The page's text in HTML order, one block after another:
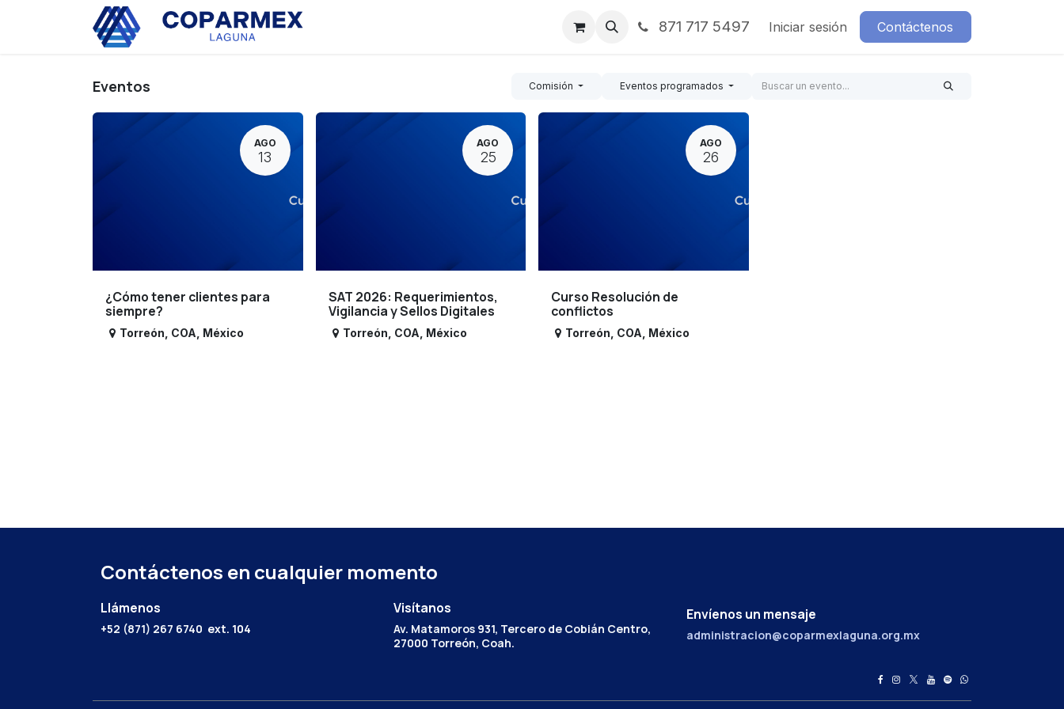
Noticias Contáctenos871 717 5497 Iniciar sesión Contáctenos
Eventos Comisión Eventos programados
AGO
13
¿Cómo tener clientes para
siempre?
Torreón COA México
AGO
25
SAT 2026: Requerimientos,
Vigilancia y Sellos Digitales
Torreón COA México
AGO
26
Curso Resolución de
conflictos
Torreón COA México
Contáctenos en cualquier momento
Llámenos
+52 (871) 267 6740 ext. 104
Envíenos un mensaje
administracion@coparmexlaguna.org.mx
Visítanos
Av. Matamoros 931, Tercero de Cobián Centro,
27000 Torreón, Coah.